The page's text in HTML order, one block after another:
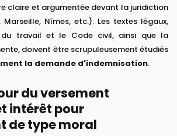
claire et argumentée devant la juridiction
Nîmes, etc.). Les textes légaux,
travail et le Code civil, ainsi que la
doivent être scrupuleusement étudiés
la demande d'indemnisation.
du versement
intérêt pour
de type moral